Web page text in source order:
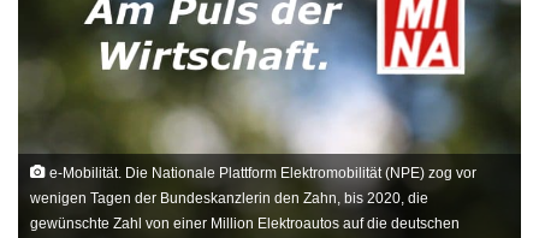
e-Mobilität. Die Nationale Plattform Elektromobilität (NPE) zog vor
wenigen Tagen der Bundeskanzlerin den Zahn, bis 2020, die
gewünschte Zahl von einer Million Elektroautos auf die deutschen